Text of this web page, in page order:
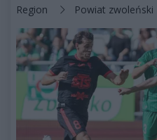
Kategorie artykułu:
Region Powiat zwoleński